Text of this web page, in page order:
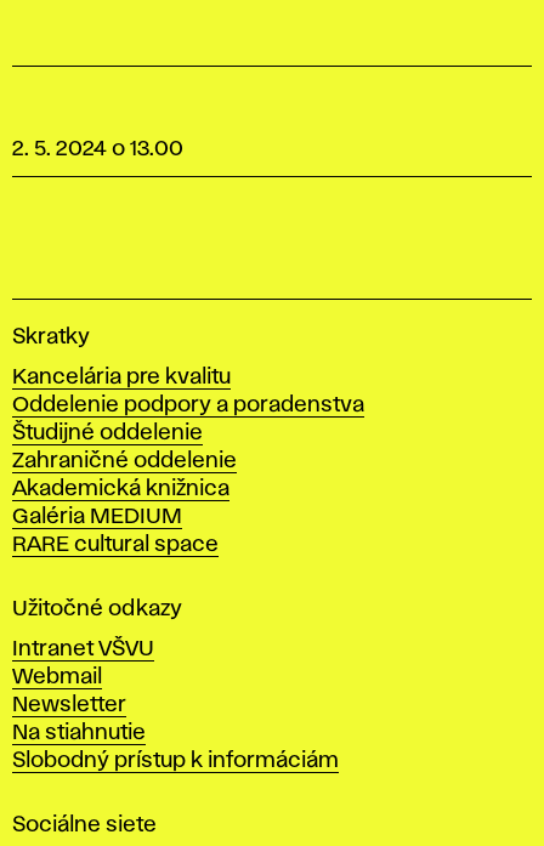
2. 5. 2024 o 13.00
V
s
o
k
á
š
k
o
a
ý
t
v
a
r
ý
Skratky
Kancelária pre kvalitu
Oddelenie podpory a poradenstva
Študijné oddelenie
Zahraničné oddelenie
Akademická knižnica
Galéria MEDIUM
RARE cultural space
Užitočné odkazy
Intranet VŠVU
Webmail
Newsletter
Na stiahnutie
Slobodný prístup k informáciám
Sociálne siete